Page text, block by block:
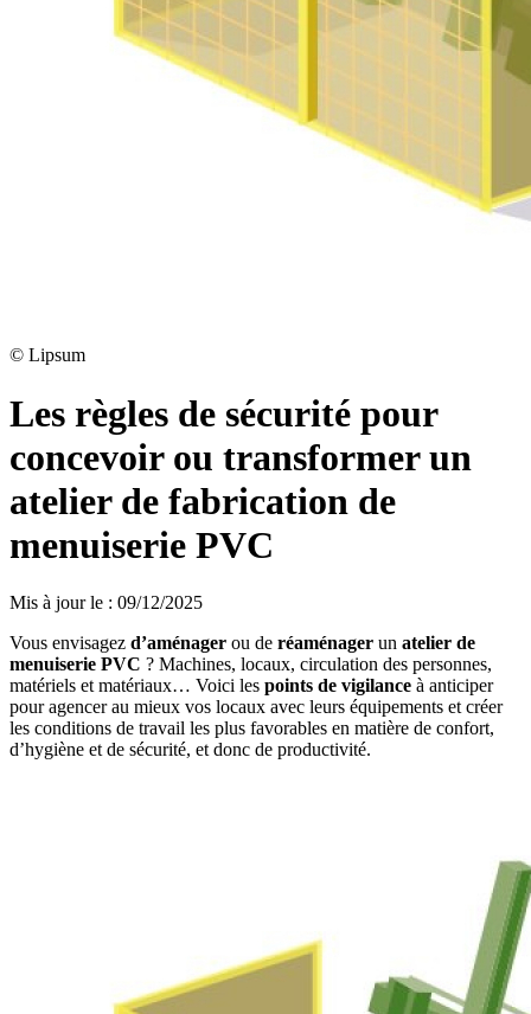
© Lipsum
Les règles de sécurité pour
concevoir ou transformer un
atelier de fabrication de
menuiserie PVC
Mis à jour le : 09/12/2025
Vous envisagez d’aménager ou de réaménager un atelier de
menuiserie PVC ? Machines, locaux, circulation des personnes,
matériels et matériaux… Voici les points de vigilance à anticiper
pour agencer au mieux vos locaux avec leurs équipements et créer
les conditions de travail les plus favorables en matière de confort,
d’hygiène et de sécurité, et donc de productivité.